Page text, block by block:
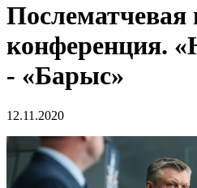
Послематчевая
конференция.
- «Барыс»
12.11.2020